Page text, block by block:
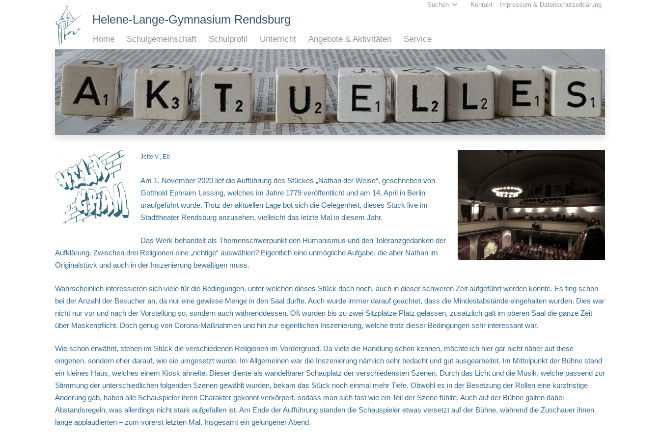
Suchen Kontakt Impressum & Datenschutzerklärung
Helene-Lange-Gymnasium Rendsburg
Home Schulgemeinschaft Schulprofil Unterricht Angebote & Aktivitäten Service
Jette V., Eb
Am 1. November 2020 lief die Aufführung des Stückes „Nathan der Weise“, geschrieben von
Gotthold Ephraim Lessing, welches im Jahre 1779 veröffentlicht und am 14. April in Berlin
uraufgeführt wurde. Trotz der aktuellen Lage bot sich die Gelegenheit, dieses Stück live im
Stadttheater Rendsburg anzusehen, vielleicht das letzte Mal in diesem Jahr.
Das Werk behandelt als Themenschwerpunkt den Humanismus und den Toleranzgedanken der
Aufklärung. Zwischen drei Religionen eine „richtige“ auswählen? Eigentlich eine unmögliche Aufgabe, die aber Nathan im
Originalstück und auch in der Inszenierung bewältigen muss.
Wahrscheinlich interessieren sich viele für die Bedingungen, unter welchen dieses Stück doch noch, auch in dieser schweren Zeit aufgeführt werden konnte. Es fing schon
bei der Anzahl der Besucher an, da nur eine gewisse Menge in den Saal durfte. Auch wurde immer darauf geachtet, dass die Mindestabstände eingehalten wurden. Dies war
nicht nur vor und nach der Vorstellung so, sondern auch währenddessen. Oft wurden bis zu zwei Sitzplätze Platz gelassen, zusätzlich galt im oberen Saal die ganze Zeit
über Maskenpflicht. Doch genug von Corona-Maßnahmen und hin zur eigentlichen Inszenierung, welche trotz dieser Bedingungen sehr interessant war.
Wie schon erwähnt, stehen im Stück die verschiedenen Religionen im Vordergrund. Da viele die Handlung schon kennen, möchte ich hier gar nicht näher auf diese
eingehen, sondern eher darauf, wie sie umgesetzt wurde. Im Allgemeinen war die Inszenierung nämlich sehr bedacht und gut ausgearbeitet. Im Mittelpunkt der Bühne stand
ein kleines Haus, welches einem Kiosk ähnelte. Dieser diente als wandelbarer Schauplatz der verschiedensten Szenen. Durch das Licht und die Musik, welche passend zur
Stimmung der unterschiedlichen folgenden Szenen gewählt wurden, bekam das Stück noch einmal mehr Tiefe. Obwohl es in der Besetzung der Rollen eine kurzfristige
Änderung gab, haben alle Schauspieler ihren Charakter gekonnt verkörpert, sodass man sich fast wie ein Teil der Szene fühlte. Auch auf der Bühne galten dabei
Abstandsregeln, was allerdings nicht stark aufgefallen ist. Am Ende der Aufführung standen die Schauspieler etwas versetzt auf der Bühne, während die Zuschauer ihnen
lange applaudierten – zum vorerst letzten Mal. Insgesamt ein gelungener Abend.